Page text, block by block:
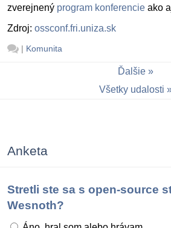
zverejnený program konferencie ako
Zdroj: ossconf.fri.uniza.sk
| Komunita
Ďalšie
Všetky udalosti
Anketa
Stretli ste sa s open-source
Wesnoth?